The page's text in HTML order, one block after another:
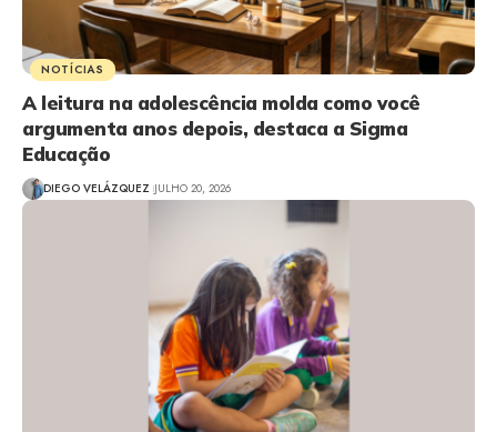
NOTÍCIAS
A leitura na adolescência molda como você
argumenta anos depois, destaca a Sigma
Educação
DIEGO VELÁZQUEZ JULHO 20, 2026